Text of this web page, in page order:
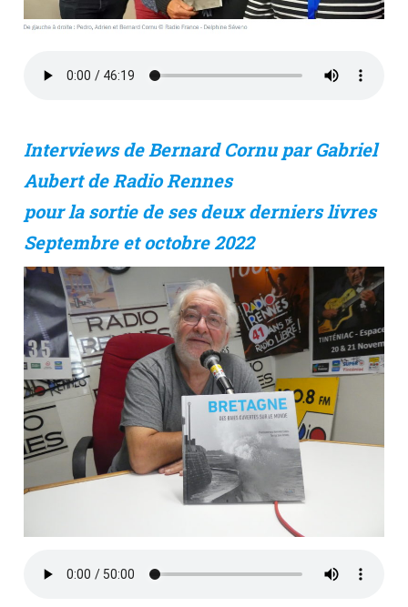
Interviews de Bernard Cornu par Gabriel
Aubert de Radio Rennes
pour la sortie de ses deux derniers livres
Septembre et octobre 2022